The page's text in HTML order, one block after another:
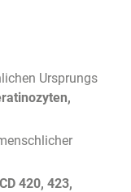
Ursprungs
420, 423,